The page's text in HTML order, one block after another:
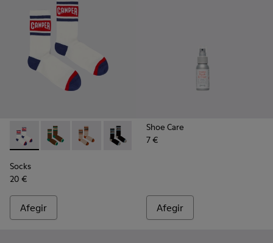
Socks - KA00073-004 - Mitjons de mitja canya blancs,
Socks - KA00073-009 - Mitjons de canya mitjana
Socks - KA00073-008 - Mitjons de canya
Socks - KA00073-007 - Mitjons de
Socks - KA00073-006
Socks
20 €
Afegir
Shoe Care
7 €
Afegir